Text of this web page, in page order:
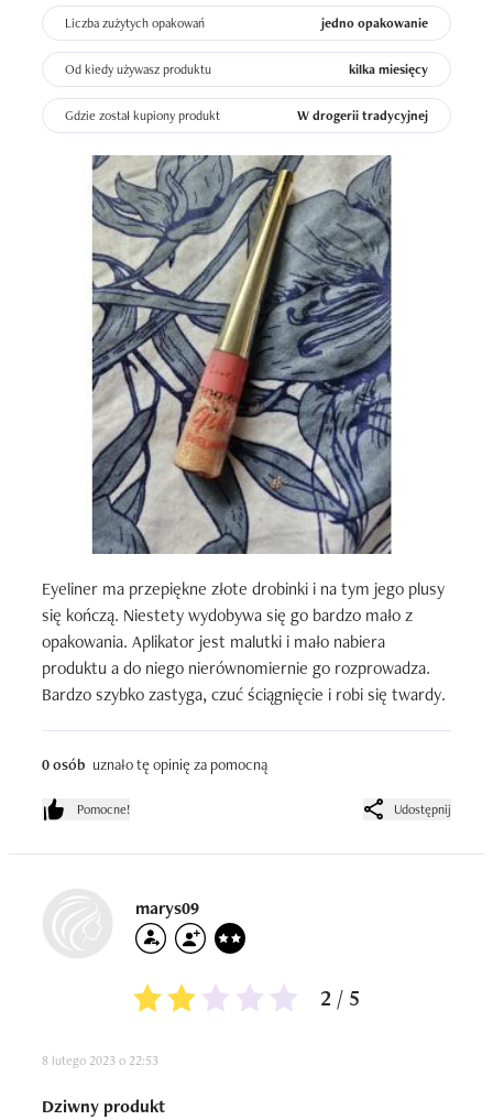
Liczba zużytych opakowań jedno opakowanie
Od kiedy używasz produktu kilka miesięcy
Gdzie został kupiony produkt W drogerii tradycyjnej
Eyeliner ma przepiękne złote drobinki i na tym jego plusy
się kończą. Niestety wydobywa się go bardzo mało z
opakowania. Aplikator jest malutki i mało nabiera
produktu a do niego nierównomiernie go rozprowadza.
Bardzo szybko zastyga, czuć ściągnięcie i robi się twardy.
0 osób uznało tę opinię za pomocną
Pomocne! Udostępnij
marys09
2 / 5
8 lutego 2023 o 22:53
Dziwny produkt